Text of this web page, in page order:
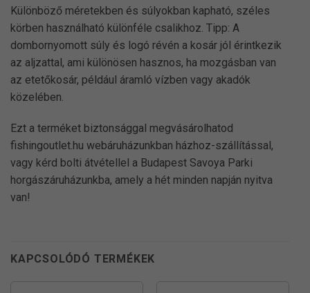
Különböző méretekben és súlyokban kapható, széles
körben használható különféle csalikhoz. Tipp: A
dombornyomott súly és logó révén a kosár jól érintkezik
az aljzattal, ami különösen hasznos, ha mozgásban van
az etetőkosár, például áramló vízben vagy akadók
közelében.
Ezt a terméket biztonsággal megvásárolhatod
fishingoutlet.hu webáruházunkban házhoz-szállítással,
vagy kérd bolti átvétellel a Budapest Savoya Parki
horgászáruházunkba, amely a hét minden napján nyitva
van!
KAPCSOLÓDÓ TERMÉKEK